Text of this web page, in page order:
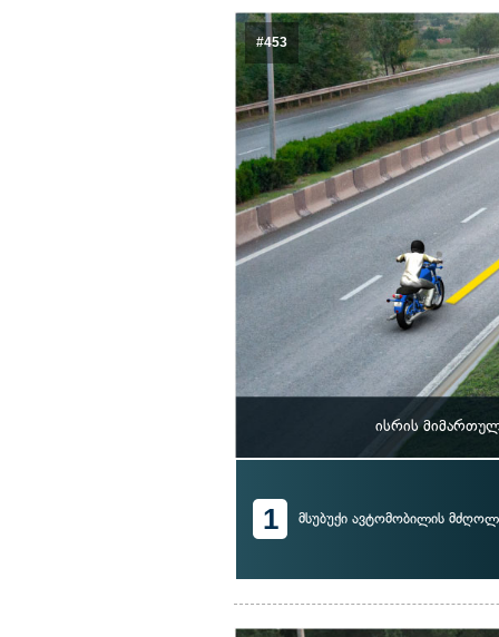
#453
ისრის
1 მსუბუქი ავტომობილის